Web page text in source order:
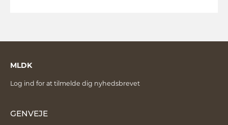
MLDK
Log ind for at tilmelde dig nyhedsbrevet
GENVEJE